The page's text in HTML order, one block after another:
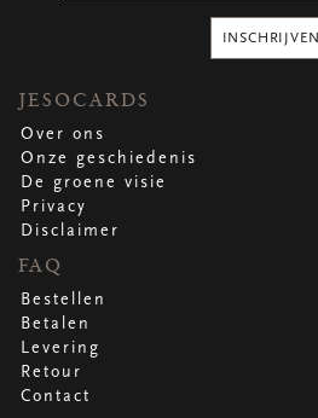
INSCHRIJVEN
JESOCARDS
Over ons
Onze geschiedenis
De groene visie
Privacy
Disclaimer
FAQ
Bestellen
Betalen
Levering
Retour
Contact